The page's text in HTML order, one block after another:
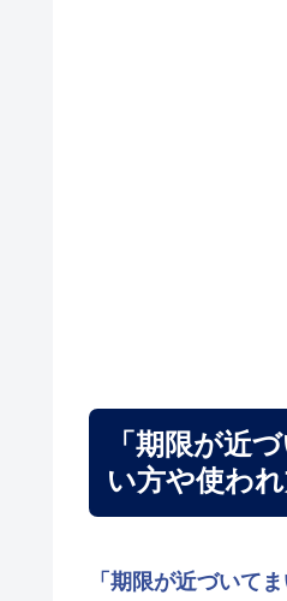
「期限が近
い方や使わ
「期限が近づいて